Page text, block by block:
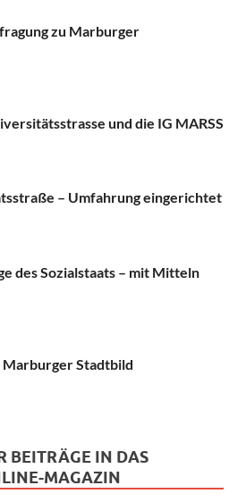
zu Marburger
und die IG MARSS
­– Umfahrung eingerichtet
des Sozialstaats – mit Mitteln
Marburger Stadtbild
BEITRÄGE IN DAS
MAGAZIN